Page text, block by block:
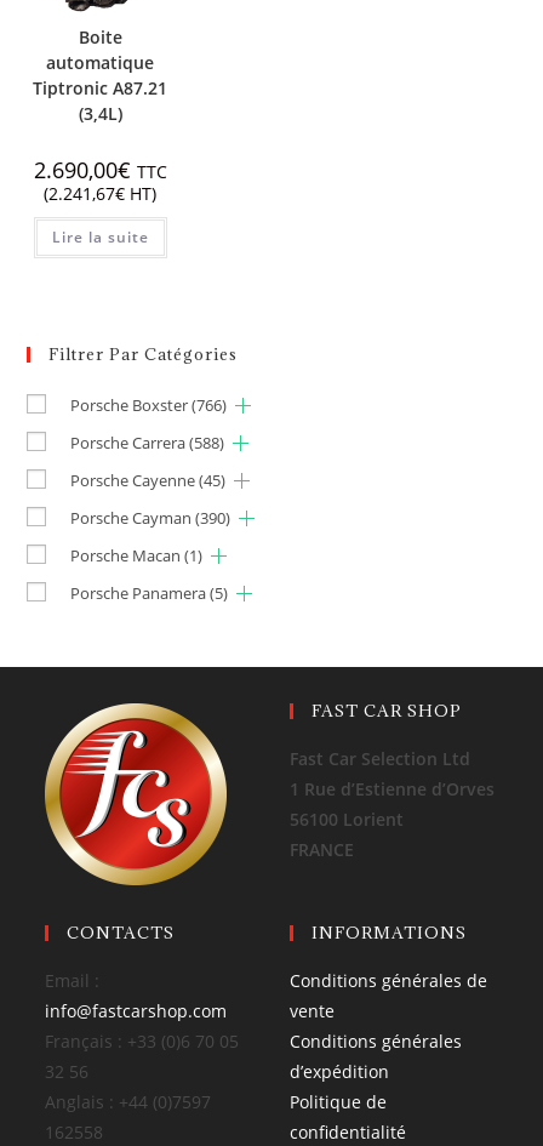
Boite
automatique
Tiptronic A87.21
(3,4L)
2.690,00€ TTC
(2.241,67€ HT)
Lire la suite
Filtrer Par Catégories
Porsche Boxster(766)
Porsche Carrera(588)
Porsche Cayenne(45)
Porsche Cayman (390)
Porsche Macan (1)
Porsche Panamera(5)
FAST CAR SHOP
Fast Car Selection Ltd
1 Rue d’Estienne d’Orves
56100 Lorient
FRANCE
CONTACTS
Email :
info@fastcarshop.com
Français : +33 (0)6 70 05
32 56
Anglais : +44 (0)7597
162558
INFORMATIONS
Conditions générales de
vente
Conditions générales
d’expédition
Politique de
confidentialité